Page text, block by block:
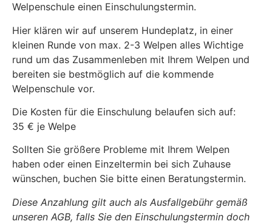
Welpenschule einen Einschulungstermin.
Hier klären wir auf unserem Hundeplatz, in einer
kleinen Runde von max. 2-3 Welpen alles Wichtige
rund um das Zusammenleben mit Ihrem Welpen und
bereiten sie bestmöglich auf die kommende
Welpenschule vor.
Die Kosten für die Einschulung belaufen sich auf:
35 € je Welpe
Sollten Sie größere Probleme mit Ihrem Welpen
haben oder einen Einzeltermin bei sich Zuhause
wünschen, buchen Sie bitte einen Beratungstermin.
Diese Anzahlung gilt auch als Ausfallgebühr gemäß
unseren AGB, falls Sie den Einschulungstermin doch